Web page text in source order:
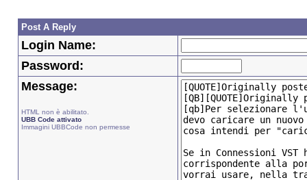
Post A Reply
Login Name:
Password:
Message:
HTML non è abilitato.
UBB Code attivato
Immagini UBBCode non permesse